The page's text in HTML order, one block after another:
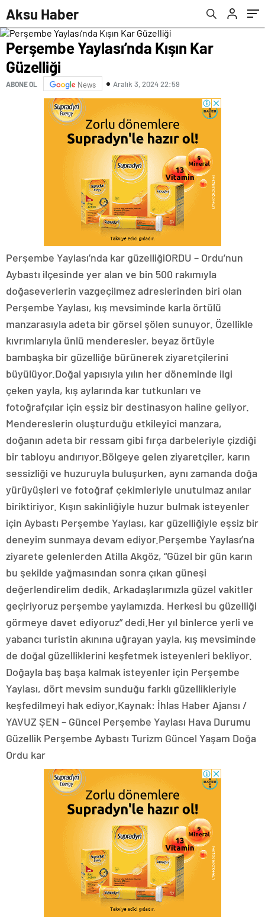
Aksu Haber
Perşembe Yaylası’nda Kışın Kar
Güzelliği
ABONE OL News Aralık 3, 2024 22:59
Perşembe Yaylası’nda kar güzelliğiORDU – Ordu’nun
Aybastı ilçesinde yer alan ve bin 500 rakımıyla
doğaseverlerin vazgeçilmez adreslerinden biri olan
Perşembe Yaylası, kış mevsiminde karla örtülü
manzarasıyla adeta bir görsel şölen sunuyor. Özellikle
kıvrımlarıyla ünlü menderesler, beyaz örtüyle
bambaşka bir güzelliğe bürünerek ziyaretçilerini
büyülüyor.Doğal yapısıyla yılın her döneminde ilgi
çeken yayla, kış aylarında kar tutkunları ve
fotoğrafçılar için eşsiz bir destinasyon haline geliyor.
Mendereslerin oluşturduğu etkileyici manzara,
doğanın adeta bir ressam gibi fırça darbeleriyle çizdiği
bir tabloyu andırıyor.Bölgeye gelen ziyaretçiler, karın
sessizliği ve huzuruyla buluşurken, aynı zamanda doğa
yürüyüşleri ve fotoğraf çekimleriyle unutulmaz anılar
biriktiriyor. Kışın sakinliğiyle huzur bulmak isteyenler
için Aybastı Perşembe Yaylası, kar güzelliğiyle eşsiz bir
deneyim sunmaya devam ediyor.Perşembe Yaylası’na
ziyarete gelenlerden Atilla Akgöz, “Güzel bir gün karın
bu şekilde yağmasından sonra çıkan güneşi
değerlendirelim dedik. Arkadaşlarımızla güzel vakitler
geçiriyoruz perşembe yaylamızda. Herkesi bu güzelliği
görmeye davet ediyoruz” dedi.Her yıl binlerce yerli ve
yabancı turistin akınına uğrayan yayla, kış mevsiminde
de doğal güzelliklerini keşfetmek isteyenleri bekliyor.
Doğayla baş başa kalmak isteyenler için Perşembe
Yaylası, dört mevsim sunduğu farklı güzellikleriyle
keşfedilmeyi hak ediyor.Kaynak: İhlas Haber Ajansı /
YAVUZ ŞEN – Güncel Perşembe Yaylası Hava Durumu
Güzellik Perşembe Aybastı Turizm Güncel Yaşam Doğa
Ordu kar